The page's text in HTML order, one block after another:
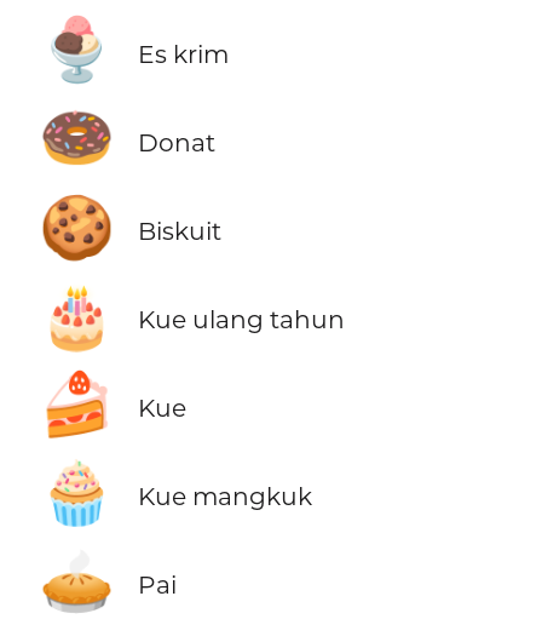
🍨 Es krim
🍩 Donat
🍪 Biskuit
🎂 Kue ulang tahun
🍰 Kue
🧁 Kue mangkuk
🥧 Pai